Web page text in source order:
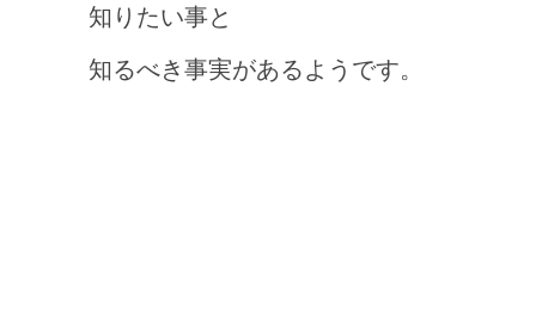
知りたい事と
知るべき事実があるようです。